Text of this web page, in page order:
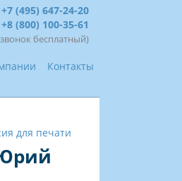
+7 (495) 647-24-20
+8 (800) 100-35-61
бесплатный)
Контакты
для печати